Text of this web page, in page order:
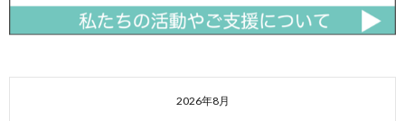
2026年8月